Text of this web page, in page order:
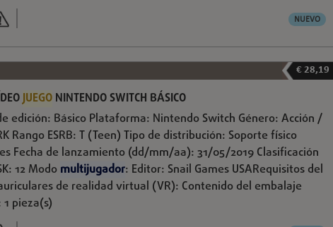
NUEVO
€ 28,19
JUEGO NINTENDO SWITCH BÁSICO
edición: Básico Plataforma: Nintendo Switch Género: Acción /
Rango ESRB: T (Teen) Tipo de distribución: Soporte físico
Fecha de lanzamiento (dd/mm/aa): 31/05/2019 Clasificación
12 Modo multijugador: Editor: Snail Games USARequisitos del
de realidad virtual (VR): Contenido del embalaje
pieza(s)